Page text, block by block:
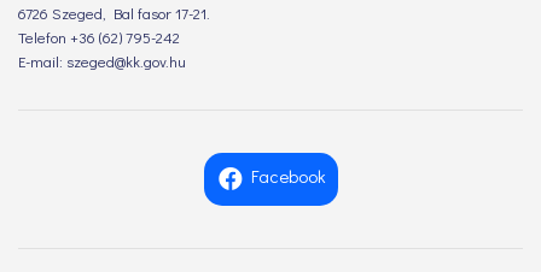
6726 Szeged, Bal fasor 17-21.
Telefon +36 (62) 795-242
E-mail: szeged@kk.gov.hu
Facebook